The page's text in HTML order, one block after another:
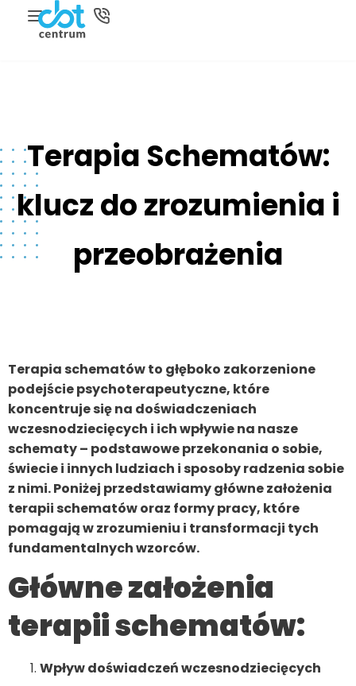
Terapia Schematów:
klucz do zrozumienia i
przeobrażenia
Terapia schematów to głęboko zakorzenione
podejście psychoterapeutyczne, które
koncentruje się na doświadczeniach
wczesnodziecięcych i ich wpływie na nasze
schematy – podstawowe przekonania o sobie,
świecie i innych ludziach i sposoby radzenia sobie
z nimi. Poniżej przedstawiamy główne założenia
terapii schematów oraz formy pracy, które
pomagają w zrozumieniu i transformacji tych
fundamentalnych wzorców.
Główne założenia
terapii schematów:
Wpływ doświadczeń wczesnodziecięcych